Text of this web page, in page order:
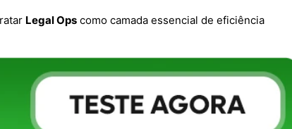
Legal Ops como camada essencial de eficiência